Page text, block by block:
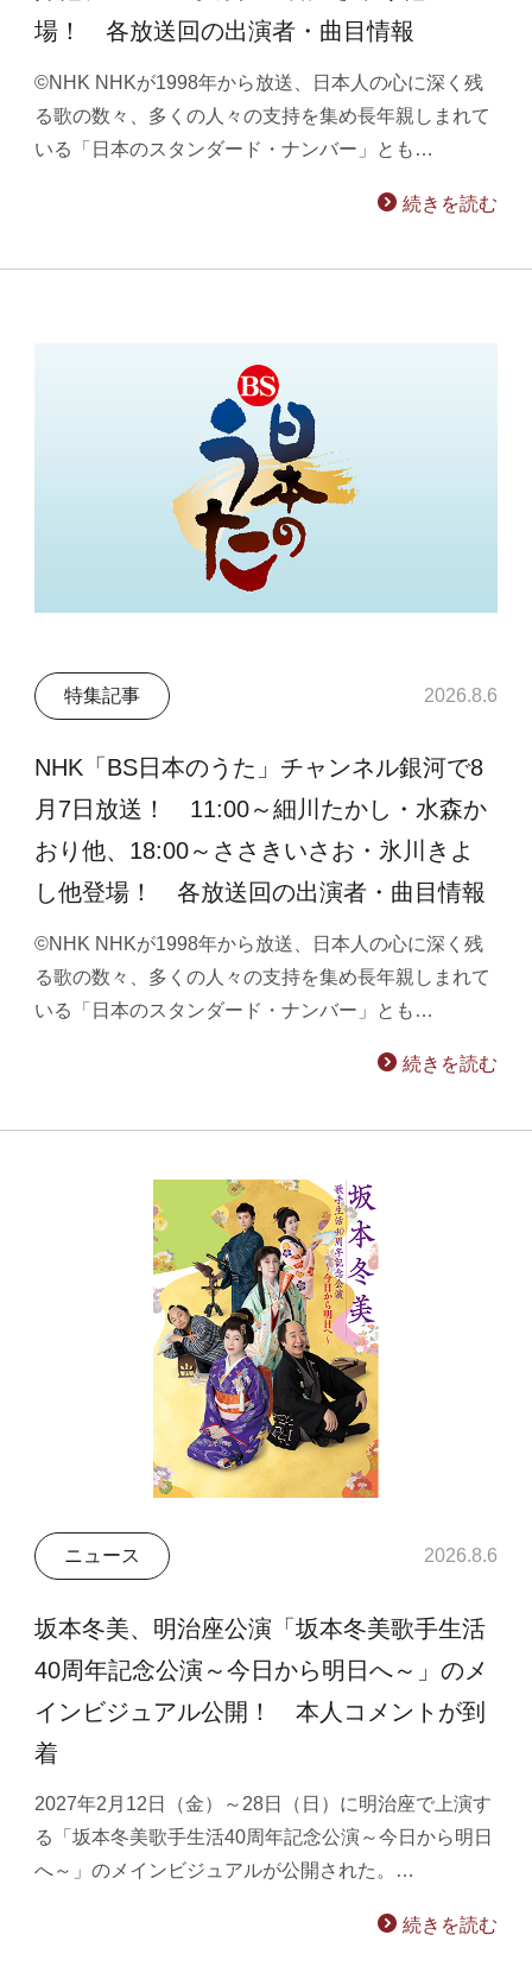
場！ 各放送回の出演者・曲目情報
©NHK NHKが1998年から放送、日本人の心に深く残
る歌の数々、多くの人々の支持を集め長年親しまれて
いる「日本のスタンダード・ナンバー」とも…
続きを読む
特集記事 2026.8.6
NHK「BS日本のうた」チャンネル銀河で8
月7日放送！ 11:00～細川たかし・水森か
おり他、18:00～ささきいさお・氷川きよ
し他登場！ 各放送回の出演者・曲目情報
©NHK NHKが1998年から放送、日本人の心に深く残
る歌の数々、多くの人々の支持を集め長年親しまれて
いる「日本のスタンダード・ナンバー」とも…
続きを読む
ニュース 2026.8.6
坂本冬美、明治座公演「坂本冬美歌手生活
40周年記念公演～今日から明日へ～」のメ
インビジュアル公開！ 本人コメントが到
着
2027年2月12日（金）～28日（日）に明治座で上演す
る「坂本冬美歌手生活40周年記念公演～今日から明日
へ～」のメインビジュアルが公開された。…
続きを読む